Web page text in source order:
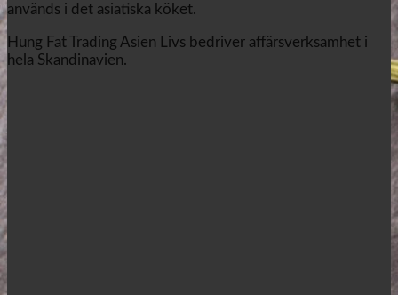
används i det asiatiska köket.
Hung Fat Trading Asien Livs bedriver affärsverksamhet i
hela Skandinavien.